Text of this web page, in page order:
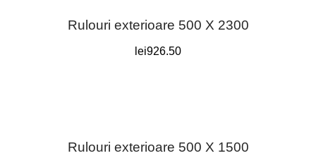
Rulouri exterioare 500 X 2300
lei926.50
Rulouri exterioare 500 X 1500